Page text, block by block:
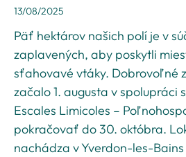
13/08/2025
Päť hektárov našich polí je v
zaplavených, aby poskytli
sťahovavé vtáky. Dobrovoľné
začalo 1. augusta v spolupráci
Escales Limicoles –
pokračovať do 30. októbra.
nachádza v Yverdon-les-